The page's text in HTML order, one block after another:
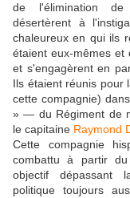
de l'élimination de
désertèrent à
chaleureux en qui ils
étaient eux-mêmes et
et s'engagèrent en
Ils étaient réunis pour
cette compagnie)
» — du Régiment de
le capitaine Raymond
Cette compagnie
combattu à partir du
objectif dépassant
politique toujours